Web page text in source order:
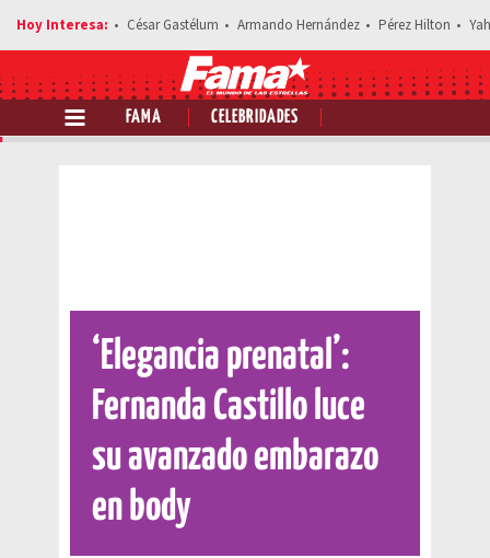
César Gastélum Armando Hernández Pérez Hilton
FAMA CELEBRIDADES
Comparte esta noticia
‘Elegancia prenatal’:
Fernanda Castillo luce
su avanzado embarazo
en body